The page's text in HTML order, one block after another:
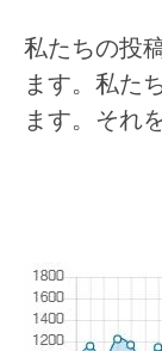
私たちの投
ます。私た
ます。それ